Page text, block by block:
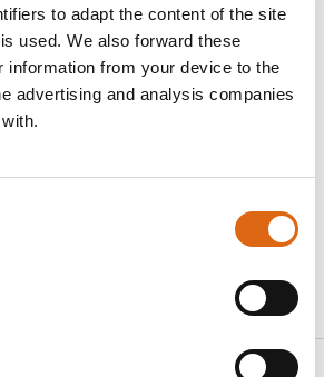
to adapt the content of the site
used. We also forward these
information from your device to the
advertising and analysis companies
(1872 - 1947)
f04fd1f9-bd9a-4140-
entity/Q4970527